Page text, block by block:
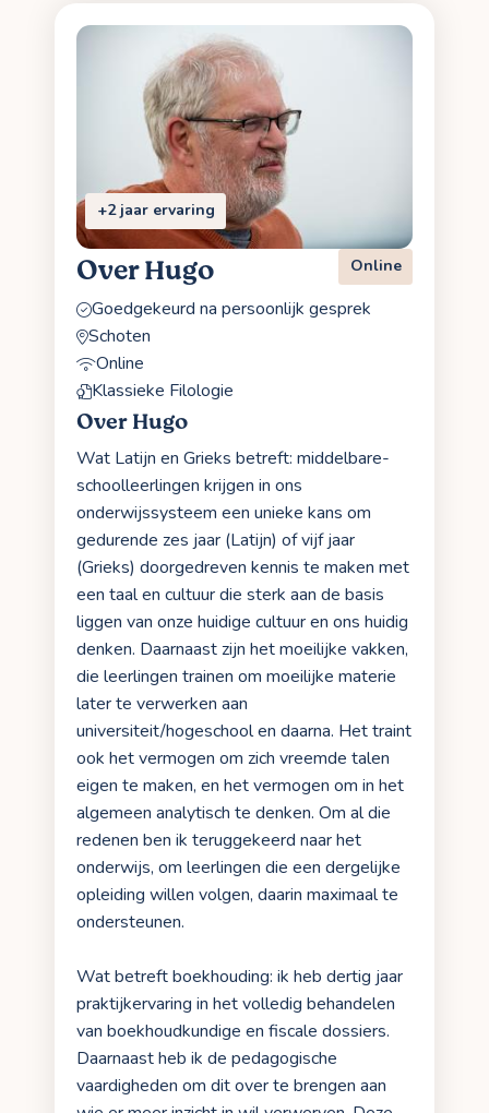
+2 jaar ervaring
Over Hugo Online
Goedgekeurd na persoonlijk gesprek
Schoten
Online
Klassieke Filologie
Over Hugo
Wat Latijn en Grieks betreft: middelbare-
schoolleerlingen krijgen in ons
onderwijssysteem een unieke kans om
gedurende zes jaar (Latijn) of vijf jaar
(Grieks) doorgedreven kennis te maken met
een taal en cultuur die sterk aan de basis
liggen van onze huidige cultuur en ons huidig
denken. Daarnaast zijn het moeilijke vakken,
die leerlingen trainen om moeilijke materie
later te verwerken aan
universiteit/hogeschool en daarna. Het traint
ook het vermogen om zich vreemde talen
eigen te maken, en het vermogen om in het
algemeen analytisch te denken. Om al die
redenen ben ik teruggekeerd naar het
onderwijs, om leerlingen die een dergelijke
opleiding willen volgen, daarin maximaal te
ondersteunen.
Wat betreft boekhouding: ik heb dertig jaar
praktijkervaring in het volledig behandelen
van boekhoudkundige en fiscale dossiers.
Daarnaast heb ik de pedagogische
vaardigheden om dit over te brengen aan